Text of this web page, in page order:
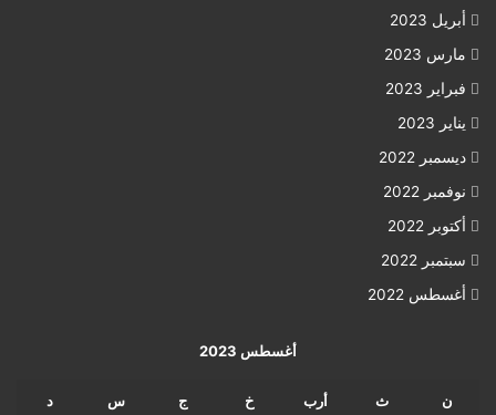
أبريل 2023
مارس 2023
فبراير 2023
يناير 2023
ديسمبر 2022
نوفمبر 2022
أكتوبر 2022
سبتمبر 2022
أغسطس 2022
أغسطس 2023
ن ث أرب خ ج س د